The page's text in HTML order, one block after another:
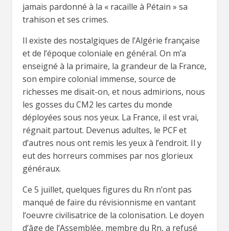
jamais pardonné à la « racaille à Pétain » sa
trahison et ses crimes.
Il existe des nostalgiques de l’Algérie française
et de l’époque coloniale en général. On m’a
enseigné à la primaire, la grandeur de la France,
son empire colonial immense, source de
richesses me disait-on, et nous admirions, nous
les gosses du CM2 les cartes du monde
déployées sous nos yeux. La France, il est vrai,
régnait partout. Devenus adultes, le PCF et
d’autres nous ont remis les yeux à l’endroit. Il y
eut des horreurs commises par nos glorieux
généraux.
Ce 5 juillet, quelques figures du Rn n’ont pas
manqué de faire du révisionnisme en vantant
l’oeuvre civilisatrice de la colonisation. Le doyen
d’âge de l’Assemblée, membre du Rn, a refusé